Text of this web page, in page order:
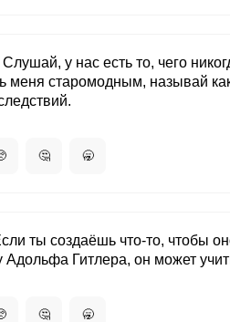
Слушай, у нас есть то, чего
меня старомодным, называй
🤔 🥱
ты создаёшь что-то, чтобы
Адольфа Гитлера, он может
🤔 🥱